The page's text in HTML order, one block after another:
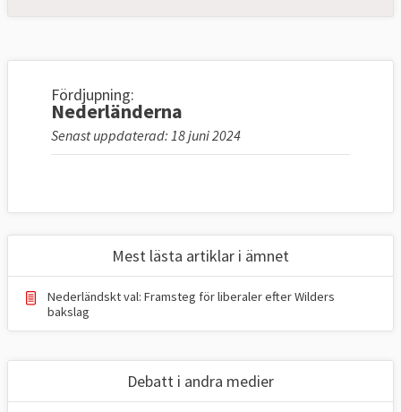
Fördjupning:
Nederländerna
Senast uppdaterad: 18 juni 2024
Mest lästa artiklar i ämnet
Nederländskt val: Framsteg för liberaler efter Wilders
bakslag
Debatt i andra medier